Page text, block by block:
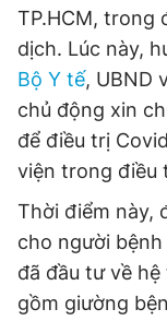
TP.HCM, trong
dịch. Lúc này,
Bộ Y tế, UBND
chủ động xin
để điều trị
viện trong điều
Thời điểm này,
cho người bệnh
đã đầu tư về
gồm giường